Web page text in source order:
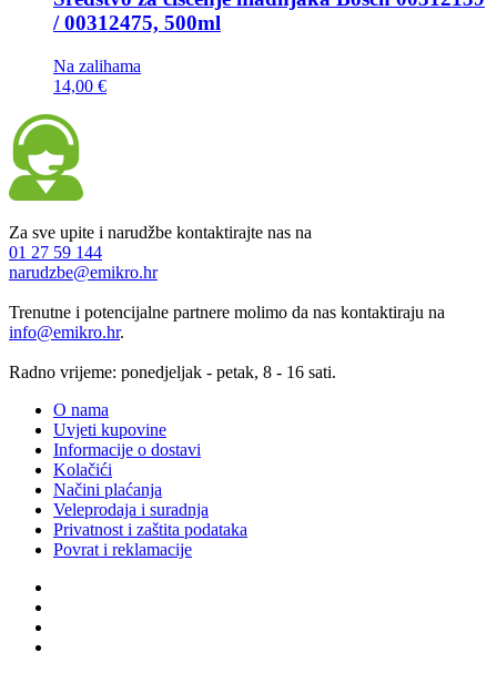
/ 00312475, 500ml
Na zalihama
14,00 €
Za sve upite i narudžbe kontaktirajte nas na
01 27 59 144
narudzbe@emikro.hr
Trenutne i potencijalne partnere molimo da nas kontaktiraju na
info@emikro.hr.
Radno vrijeme: ponedjeljak - petak, 8 - 16 sati.
O nama
Uvjeti kupovine
Informacije o dostavi
Kolačići
Načini plaćanja
Veleprodaja i suradnja
Privatnost i zaštita podataka
Povrat i reklamacije